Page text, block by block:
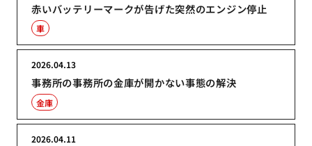
赤いバッテリーマークが告げた突然のエンジン停止
車
事務所の事務所の金庫が開かない事態の解決
2026.04.13
金庫
2026.04.11